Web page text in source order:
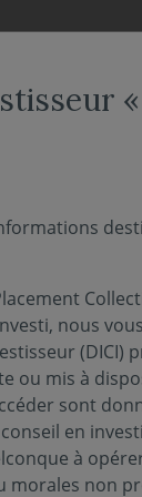
«
nous
(DICI)
ou mis à
sont
en
à
morales non